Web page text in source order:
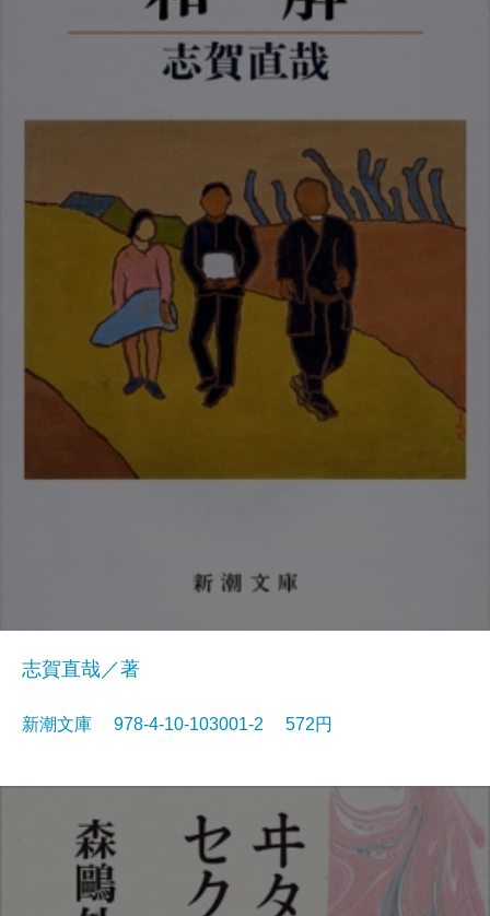
志賀直哉／著
新潮文庫 978-4-10-103001-2 572円